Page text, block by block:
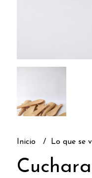
Inicio Lo que se